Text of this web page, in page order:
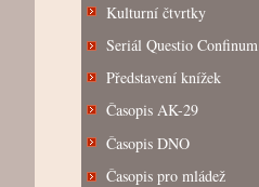
Kulturní čtvrtky
Seriál Questio Confinum
Představení knížek
Časopis AK-29
Časopis DNO
Časopis pro mládež